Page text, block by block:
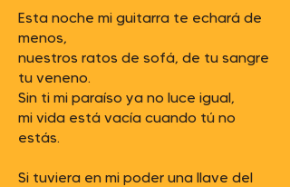
Esta noche mi guitarra te echará de
menos,
nuestros ratos de sofá, de tu sangre
tu veneno.
Sin ti mi paraíso ya no luce igual,
mi vida está vacía cuando tú no
estás.
Si tuviera en mi poder una llave del